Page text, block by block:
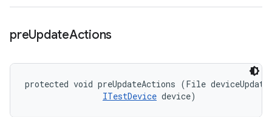
preUpdateActions
protected void preUpdateActions (File
ITestDevice device)